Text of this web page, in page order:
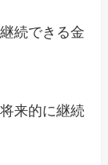
続できる金
来的に継続